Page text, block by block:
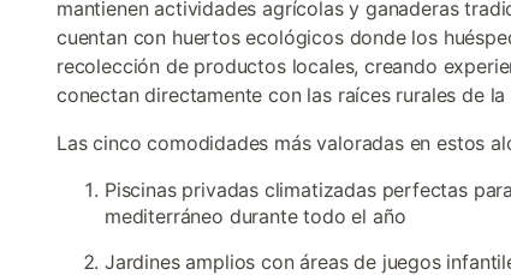
mantienen actividades agrícolas y ganaderas
cuentan con huertos ecológicos donde los
recolección de productos locales, creando
conectan directamente con las raíces rurales de la
Las cinco comodidades más valoradas en estos
Piscinas privadas climatizadas perfectas
mediterráneo durante todo el año
Jardines amplios con áreas de juegos